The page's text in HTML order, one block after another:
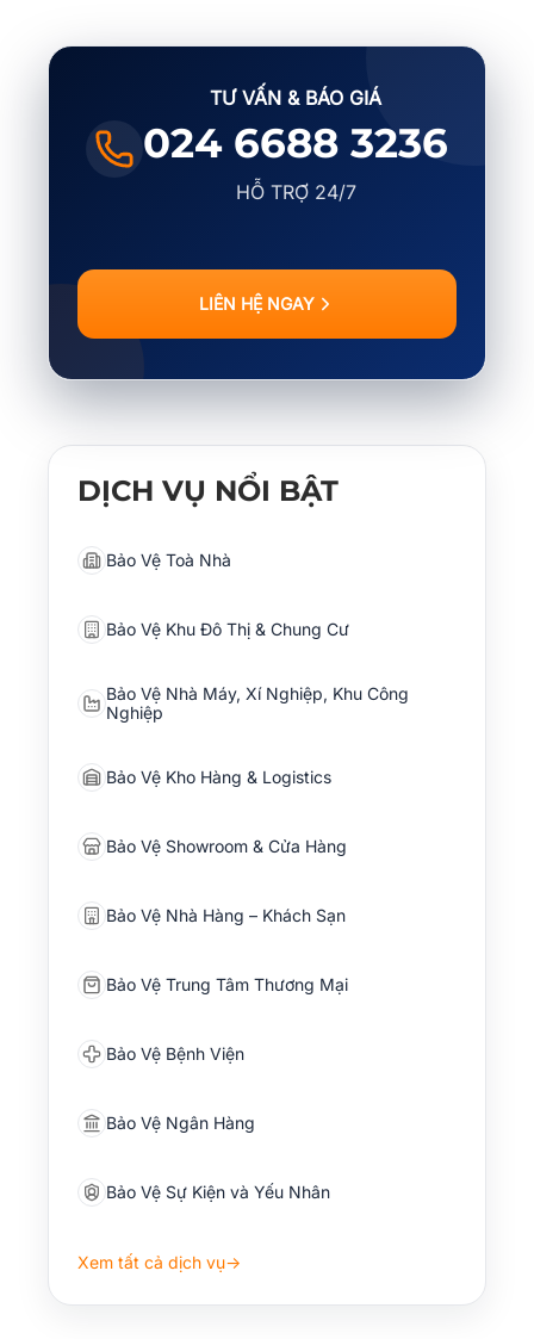
TƯ VẤN & BÁO GIÁ
024 6688 3236
HỖ TRỢ 24/7
LIÊN HỆ NGAY
DỊCH VỤ NỔI BẬT
Bảo Vệ Toà Nhà
Bảo Vệ Khu Đô Thị & Chung Cư
Bảo Vệ Nhà Máy, Xí Nghiệp, Khu Công
Nghiệp
Bảo Vệ Kho Hàng & Logistics
Bảo Vệ Showroom & Cửa Hàng
Bảo Vệ Nhà Hàng – Khách Sạn
Bảo Vệ Trung Tâm Thương Mại
Bảo Vệ Bệnh Viện
Bảo Vệ Ngân Hàng
Bảo Vệ Sự Kiện và Yếu Nhân
Xem tất cả dịch vụ→